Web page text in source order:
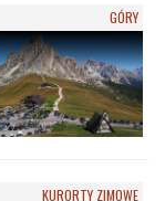
GÓRY
KURORTY ZIMOWE